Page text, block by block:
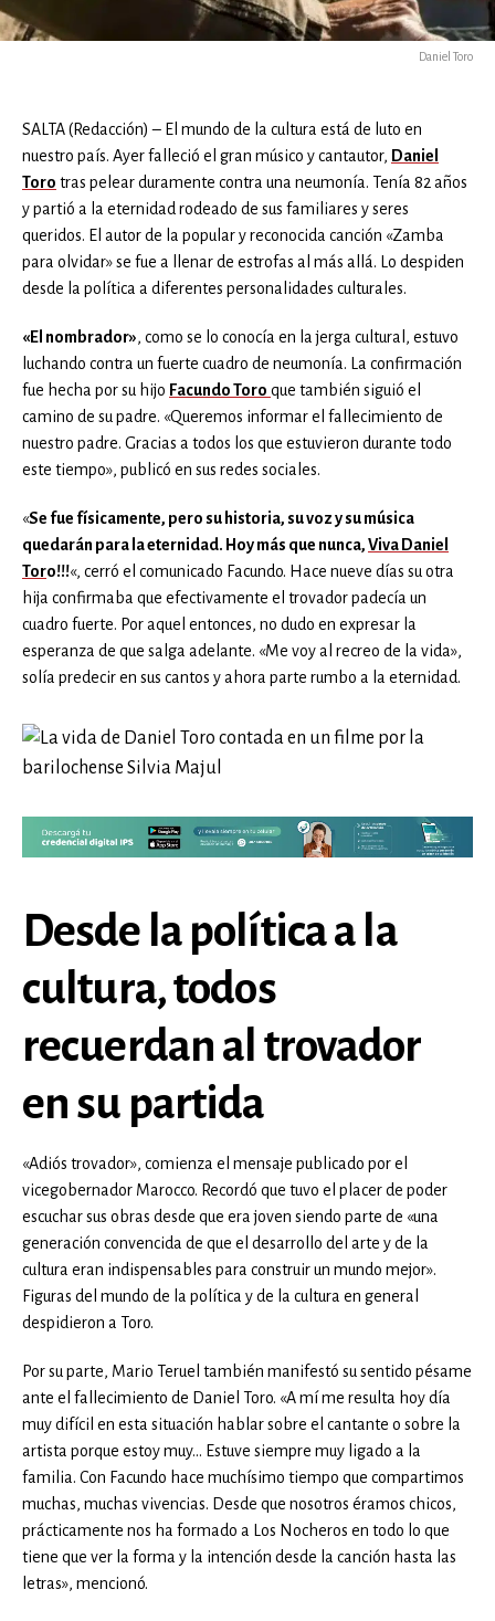
Daniel Toro
SALTA (Redacción) – El mundo de la cultura está de luto en
nuestro país. Ayer falleció el gran músico y cantautor, Daniel
Toro tras pelear duramente contra una neumonía. Tenía 82 años
y partió a la eternidad rodeado de sus familiares y seres
queridos. El autor de la popular y reconocida canción «Zamba
para olvidar» se fue a llenar de estrofas al más allá. Lo despiden
desde la política a diferentes personalidades culturales.
«El nombrador», como se lo conocía en la jerga cultural, estuvo
luchando contra un fuerte cuadro de neumonía. La confirmación
fue hecha por su hijo Facundo Toro que también siguió el
camino de su padre. «Queremos informar el fallecimiento de
nuestro padre. Gracias a todos los que estuvieron durante todo
este tiempo», publicó en sus redes sociales.
«Se fue físicamente, pero su historia, su voz y su música
quedarán para la eternidad. Hoy más que nunca,Viva Daniel
Toro!!!«, cerró el comunicado Facundo. Hace nueve días su otra
hija confirmaba que efectivamente el trovador padecía un
cuadro fuerte. Por aquel entonces, no dudo en expresar la
esperanza de que salga adelante. «Me voy al recreo de la vida»,
solía predecir en sus cantos y ahora parte rumbo a la eternidad.
Desde la política a la
cultura, todos
recuerdan al trovador
en su partida
«Adiós trovador», comienza el mensaje publicado por el
vicegobernador Marocco. Recordó que tuvo el placer de poder
escuchar sus obras desde que era joven siendo parte de «una
generación convencida de que el desarrollo del arte y de la
cultura eran indispensables para construir un mundo mejor».
Figuras del mundo de la política y de la cultura en general
despidieron a Toro.
Por su parte, Mario Teruel también manifestó su sentido pésame
ante el fallecimiento de Daniel Toro. «A mí me resulta hoy día
muy difícil en esta situación hablar sobre el cantante o sobre la
artista porque estoy muy… Estuve siempre muy ligado a la
familia. Con Facundo hace muchísimo tiempo que compartimos
muchas, muchas vivencias. Desde que nosotros éramos chicos,
prácticamente nos ha formado a Los Nocheros en todo lo que
tiene que ver la forma y la intención desde la canción hasta las
letras», mencionó.